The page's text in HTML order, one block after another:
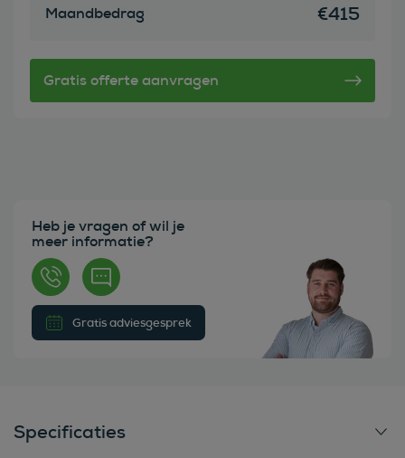
Maandbedrag €415
Heb je vragen of wil je
meer informatie?
Gratis adviesgesprek
Specificaties